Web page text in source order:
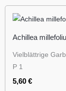
Achillea
Vielblättrige
P 1
5,60 €